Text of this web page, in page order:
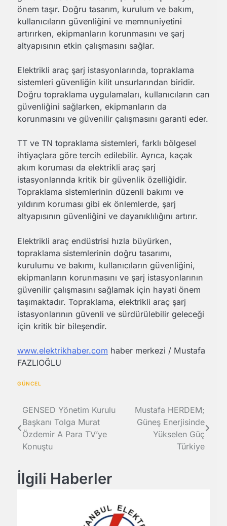
önem taşır. Doğru tasarım, kurulum ve bakım,
kullanıcıların güvenliğini ve memnuniyetini
artırırken, ekipmanların korunmasını ve şarj
altyapısının etkin çalışmasını sağlar.
Elektrikli araç şarj istasyonlarında, topraklama
sistemleri güvenliğin kilit unsurlarından biridir.
Doğru topraklama uygulamaları, kullanıcıların can
güvenliğini sağlarken, ekipmanların da
korunmasını ve güvenilir çalışmasını garanti eder.
TT ve TN topraklama sistemleri, farklı bölgesel
ihtiyaçlara göre tercih edilebilir. Ayrıca, kaçak
akım koruması da elektrikli araç şarj
istasyonlarında kritik bir güvenlik özelliğidir.
Topraklama sistemlerinin düzenli bakımı ve
yıldırım koruması gibi ek önlemlerde, şarj
altyapısının güvenliğini ve dayanıklılığını artırır.
Elektrikli araç endüstrisi hızla büyürken,
topraklama sistemlerinin doğru tasarımı,
kurulumu ve bakımı, kullanıcıların güvenliğini,
ekipmanların korunmasını ve şarj istasyonlarının
güvenilir çalışmasını sağlamak için hayati önem
taşımaktadır. Topraklama, elektrikli araç şarj
istasyonlarının güvenli ve sürdürülebilir geleceği
için kritik bir bileşendir.
www.elektrikhaber.com haber merkezi / Mustafa
FAZLIOĞLU
GÜNCEL
Yazı
gezinmesi
GENSED Yönetim Kurulu
Başkanı Tolga Murat
Özdemir A Para TV’ye
Konuştu
Mustafa HERDEM;
Güneş Enerjisinde
Yükselen Güç
Türkiye
İlgili Haberler